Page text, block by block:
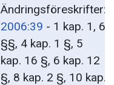
Ändringsföreskrifter:
2006:39 - 1 kap. 1, 6
§§, 4 kap. 1 §, 5
kap. 16 §, 6 kap. 12
§, 8 kap. 2 §, 10 kap.